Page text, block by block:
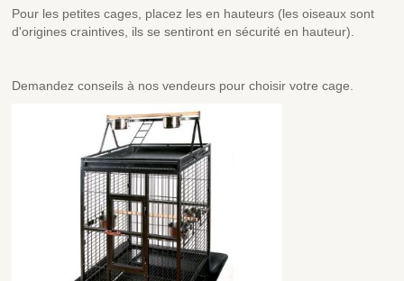
Pour les petites cages, placez les en hauteurs (les oiseaux sont
d'origines craintives, ils se sentiront en sécurité en hauteur).
Demandez conseils à nos vendeurs pour choisir votre cage.